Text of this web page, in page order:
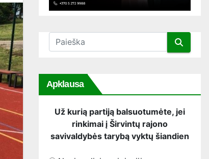
Apklausa
Už kurią partiją balsuotumėte, jei
rinkimai į Širvintų rajono
savivaldybės tarybą vyktų šiandien